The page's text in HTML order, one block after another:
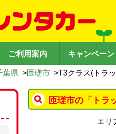
ご利用案内 キャンペーン
葉県 >匝瑳市 >T3クラス(トラ
匝瑳市の「トラ
エリ